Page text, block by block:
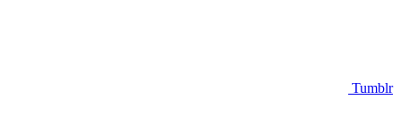
Tumblr